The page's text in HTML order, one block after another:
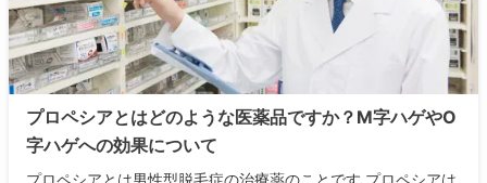
プロペシアとはどのような医薬品ですか？M字ハゲやO
字ハゲへの効果について
プロペシアとは男性型脱毛症の治療薬のことです プロペシアは